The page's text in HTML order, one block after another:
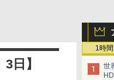
1時間
世
日】